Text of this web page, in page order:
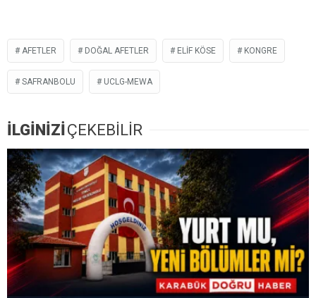
AFETLER DOĞAL AFETLER ELIF KÖSE KONGRE
SAFRANBOLU UCLG-MEWA
İLGİNİZİ ÇEKEBİLİR